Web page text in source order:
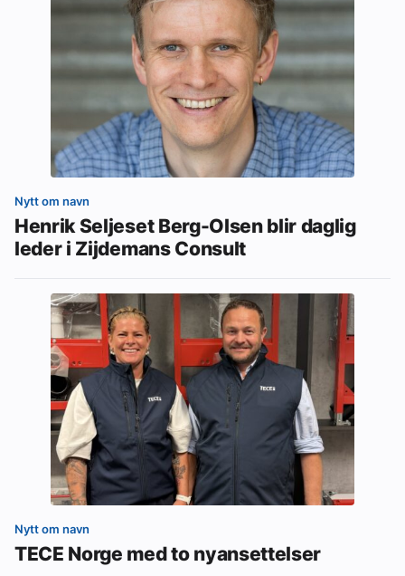
Nytt om navn
Henrik Seljeset Berg-Olsen blir daglig
leder i Zijdemans Consult
Nytt om navn
TECE Norge med to nyansettelser